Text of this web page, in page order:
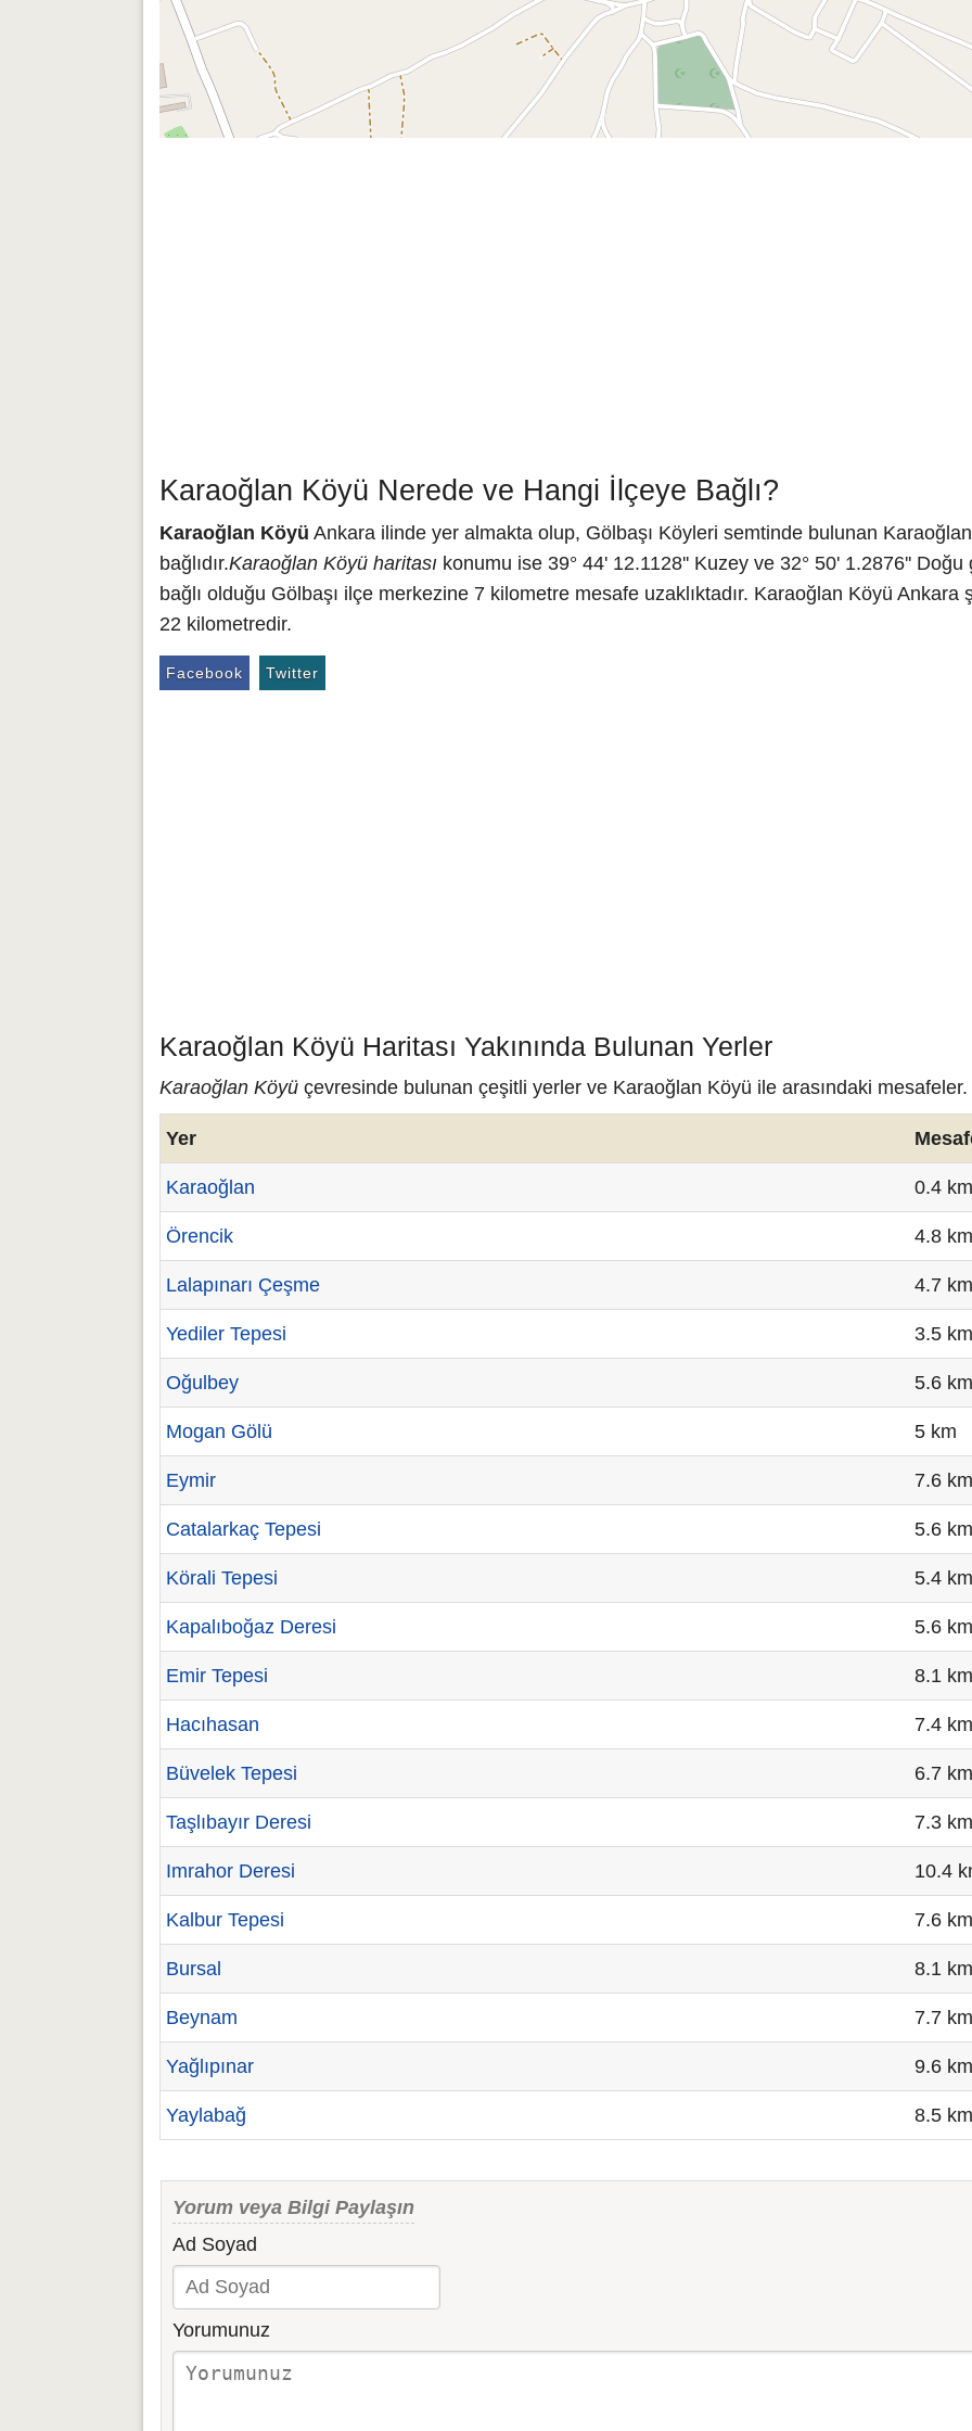
Karaoğlan Köyü Nerede ve Hangi İlçeye Bağlı?
Karaoğlan Köyü Ankara ilinde yer almakta olup, Gölbaşı Köyleri semtinde bulunan
bağlıdır.Karaoğlan Köyü haritası konumu ise 39° 44' 12.1128'' Kuzey ve 32° 50' 1.2876'' Doğu
bağlı olduğu Gölbaşı ilçe merkezine 7 kilometre mesafe uzaklıktadır. Karaoğlan Köyü
22 kilometredir.
Facebook Twitter
Karaoğlan Köyü Haritası Yakınında Bulunan Yerler
Karaoğlan Köyü çevresinde bulunan çeşitli yerler ve Karaoğlan Köyü ile arasındaki mesafeler.
Yer
Karaoğlan 0.4 km
Örencik 4.8 km
Lalapınarı Çeşme 4.7 km
Yediler Tepesi 3.5 km
Oğulbey 5.6 km
Mogan Gölü 5 km
Eymir 7.6 km
Catalarkaç Tepesi 5.6 km
Körali Tepesi 5.4 km
Kapalıboğaz Deresi 5.6 km
Emir Tepesi 8.1 km
Hacıhasan 7.4 km
Büvelek Tepesi 6.7 km
Taşlıbayır Deresi 7.3 km
Imrahor Deresi 10.4
Kalbur Tepesi 7.6 km
Bursal 8.1 km
Beynam 7.7 km
Yağlıpınar 9.6 km
Yaylabağ 8.5 km
Yorum veya Bilgi Paylaşın
Ad Soyad
Yorumunuz